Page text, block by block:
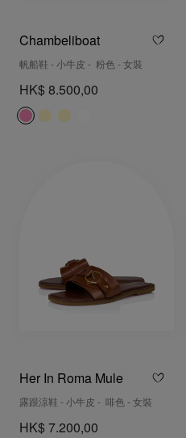
Chambeliboat
帆船鞋 - 小牛皮 - 粉色 - 女裝
HK$ 8.500,00
Her In Roma Mule
露跟涼鞋 - 小牛皮 - 啡色 - 女裝
HK$ 7.200,00